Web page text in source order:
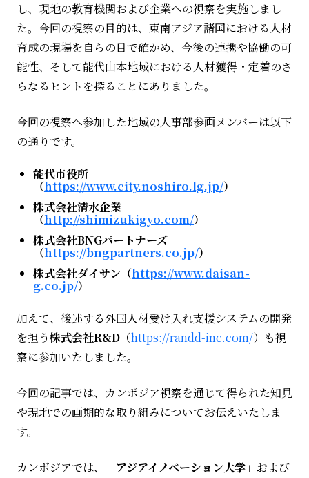
し、現地の教育機関および企業への視察を実施しまし
た。今回の視察の目的は、東南アジア諸国における人材
育成の現場を自らの目で確かめ、今後の連携や協働の可
能性、そして能代山本地域における人材獲得・定着のさ
らなるヒントを探ることにありました。
今回の視察へ参加した地域の人事部参画メンバーは以下
の通りです。
能代市役所
（https://www.city.noshiro.lg.jp/）
株式会社清水企業
（http://shimizukigyo.com/）
株式会社BNGパートナーズ
（https://bngpartners.co.jp/）
株式会社ダイサン（https://www.daisan-
g.co.jp/）
加えて、後述する外国人材受け入れ支援システムの開発
を担う株式会社R&D （https://randd-inc.com/）も視
察に参加いたしました。
今回の記事では、カンボジア視察を通じて得られた知見
や現地での画期的な取り組みについてお伝えいたしま
す。
カンボジアでは、「アジアイノベーション大学 」および